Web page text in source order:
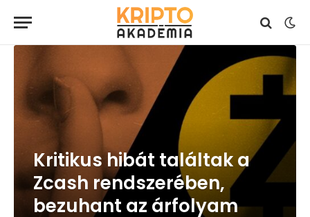
Kritikus hibát találtak a
Zcash rendszerében,
bezuhant az árfolyam